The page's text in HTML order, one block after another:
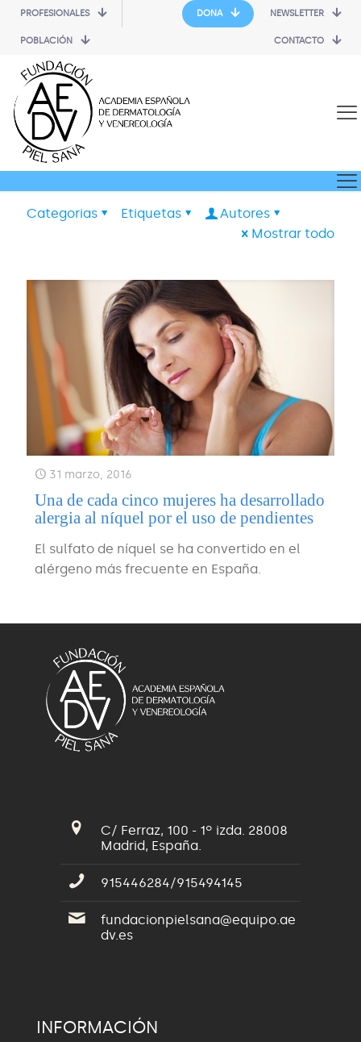
PROFESIONALES
POBLACIÓN
DONA NEWSLETTER
CONTACTO
Categorias Etiquetas
Autores
Mostrar todo
31 marzo, 2016
Una de cada cinco mujeres ha desarrollado
alergia al níquel por el uso de pendientes
El sulfato de níquel se ha convertido en el
alérgeno más frecuente en España.
C/ Ferraz, 100 - 1º izda. 28008
Madrid, España.
915446284/915494145
fundacionpielsana@equipo.ae
dv.es
INFORMACIÓN